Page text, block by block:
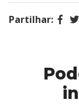
Partilhar: